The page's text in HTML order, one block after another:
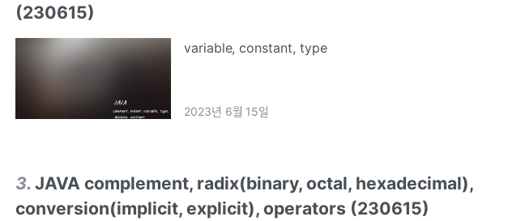
(230615)
variable, constant, type
2023년 6월 15일
3. JAVA complement, radix(binary, octal, hexadecimal),
conversion(implicit, explicit), operators (230615)